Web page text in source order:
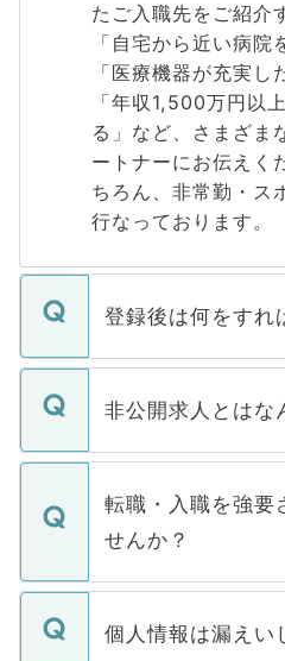
たご入職先をご紹介
「自宅から近い病院
「医療機器が充実し
「年収1,500万円以
る」など、さまざま
ートナーにお伝えく
ちろん、非常勤・ス
行なっております。
登録後は何をすれ
ご登録いただきまし
登録内容を確認し、
ます。通常、5営業
いただきますので、
非公開求人とはな
マイナビDOCTOR
うち約3割は、Web
けない「非公開求人
下記の理由によって
ません。
■応募殺到を避ける
転職・入職を強要
せんか？
転職・入職を強要す
ん。また、仮に応募
個人情報は漏えい